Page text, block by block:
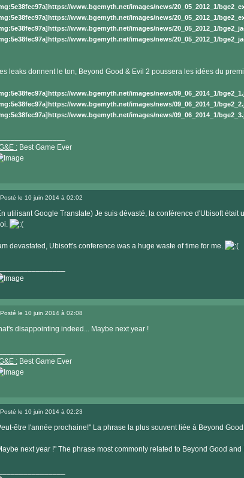
www.bgemyth.net/images/news/20_05_2012_1/
www.bgemyth.net/images/news/20_05_2012_1/
www.bgemyth.net/images/news/20_05_2012_1/
www.bgemyth.net/images/news/20_05_2012_1/
leaks donnent le ton, Beyond Good & Evil 2 poussera les idées du
www.bgemyth.net/images/news/09_06_2014_1/
www.bgemyth.net/images/news/09_06_2014_1/
www.bgemyth.net/images/news/09_06_2014_1/
:Best Game Ever
le
site
Posté le 10 juin 2014 à 02:02
utilisant Google Translate) Je suis dévasté, la conférence d'Ubisoft était
am devastated, Ubisoft's conference was a huge waste of time for me.
Posté le 10 juin 2014 à 02:08
disappointing indeed... Maybe next year !
:Best Game Ever
le
site
Posté le 10 juin 2014 à 02:23
être l'année prochaine!" La phrase la plus souvent liée à Beyond
next year !" The phrase most commonly related to Beyond Good and